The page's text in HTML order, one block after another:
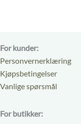
For kunder:
Personvernerklæring
Kjøpsbetingelser
Vanlige spørsmål
For butikker: